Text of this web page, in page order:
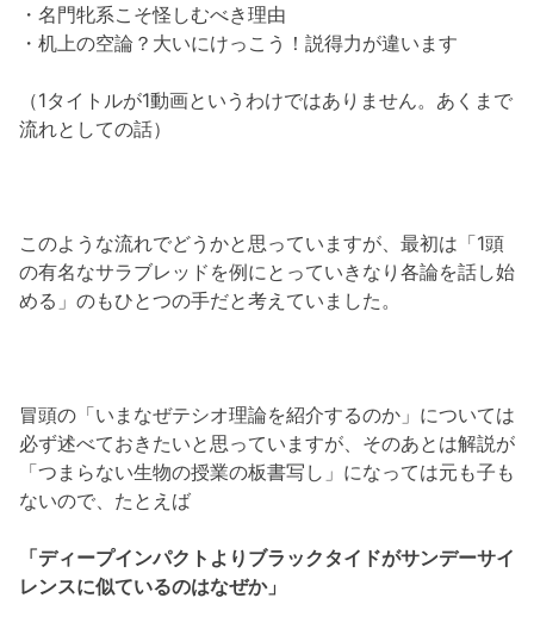
・名門牝系こそ怪しむべき理由
・机上の空論？大いにけっこう！説得力が違います
（1タイトルが1動画というわけではありません。あくまで
流れとしての話）
このような流れでどうかと思っていますが、最初は「1頭
の有名なサラブレッドを例にとっていきなり各論を話し始
める」のもひとつの手だと考えていました。
冒頭の「いまなぜテシオ理論を紹介するのか」については
必ず述べておきたいと思っていますが、そのあとは解説が
「つまらない生物の授業の板書写し」になっては元も子も
ないので、たとえば
「ディープインパクトよりブラックタイドがサンデーサイ
レンスに似ているのはなぜか」